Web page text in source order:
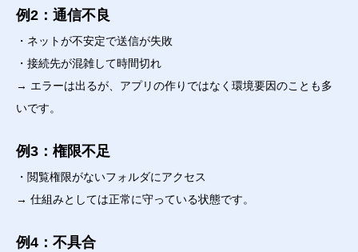
例2：通信不良
・ネットが不安定で送信が失敗
・接続先が混雑して時間切れ
→ エラーは出るが、アプリの作りではなく環境要因のことも多
いです。
例3：権限不足
・閲覧権限がないフォルダにアクセス
→ 仕組みとしては正常に守っている状態です。
例4：不具合